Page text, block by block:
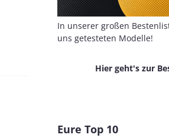
In unserer großen
uns getesteten Modelle!
Hier geht's zur
Eure Top 10